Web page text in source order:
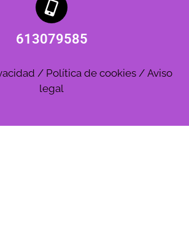
613079585
/ Política de cookies/ Aviso
legal